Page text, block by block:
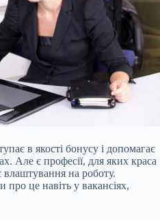
в якості бонусу і допомагає
Але є професії, для яких краса
влаштування на роботу.
про це навіть у вакансіях,